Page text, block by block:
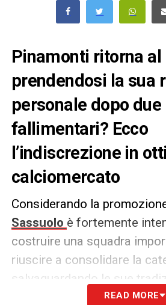
Pinamonti ritorna al
prendendosi la sua
personale dopo due
fallimentari? Ecco
l’indiscrezione in
calciomercato
Considerando la
Sassuolo è fortemente
costruire una squadra
riuscire a consolidare la
salvaguardando le sue
tanto giovane quantoREAD MORE